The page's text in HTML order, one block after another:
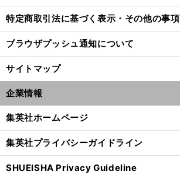
特定商取引法に基づく表示・その他の事項
ブラウザプッシュ通知について
サイトマップ
企業情報
集英社ホームページ
集英社プライバシーガイドライン
SHUEISHA Privacy Guideline